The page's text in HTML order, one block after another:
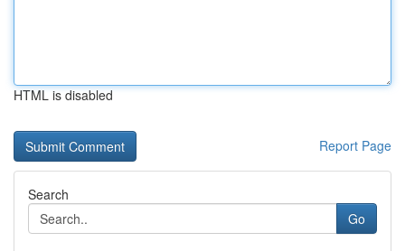
HTML is disabled
Report Page
Search
Go